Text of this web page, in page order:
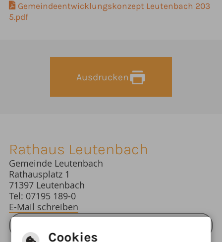
Gemeindeentwicklungskonzept Leutenbach 203
5.pdf
Ausdrucken
Rathaus Leutenbach
Gemeinde Leutenbach
Rathausplatz 1
71397 Leutenbach
Tel: 07195 189-0
E-Mail schreiben
Cookies